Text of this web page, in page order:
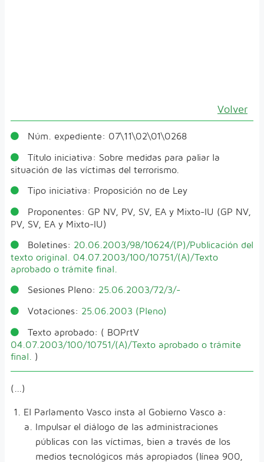
Volver
Núm. expediente: 07\11\02\01\0268
Título iniciativa: Sobre medidas para paliar la
situación de las víctimas del terrorismo.
Tipo iniciativa: Proposición no de Ley
Proponentes: GP NV, PV, SV, EA y Mixto-IU (GP NV,
PV, SV, EA y Mixto-IU)
Boletines: 20.06.2003/98/10624/(P)/Publicación del
texto original.
04.07.2003/100/10751/(A)/Texto
aprobado o trámite final.
Sesiones Pleno: 25.06.2003/72/3/-
Votaciones: 25.06.2003 (Pleno)
Texto aprobado: ( BOPrtV
04.07.2003/100/10751/(A)/Texto aprobado o trámite
final. )
(...)
El Parlamento Vasco insta al Gobierno Vasco a:
Impulsar el diálogo de las administraciones
públicas con las víctimas, bien a través de los
medios tecnológicos más apropiados (línea 900,